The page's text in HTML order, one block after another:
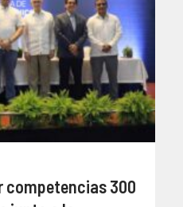
competencias 300